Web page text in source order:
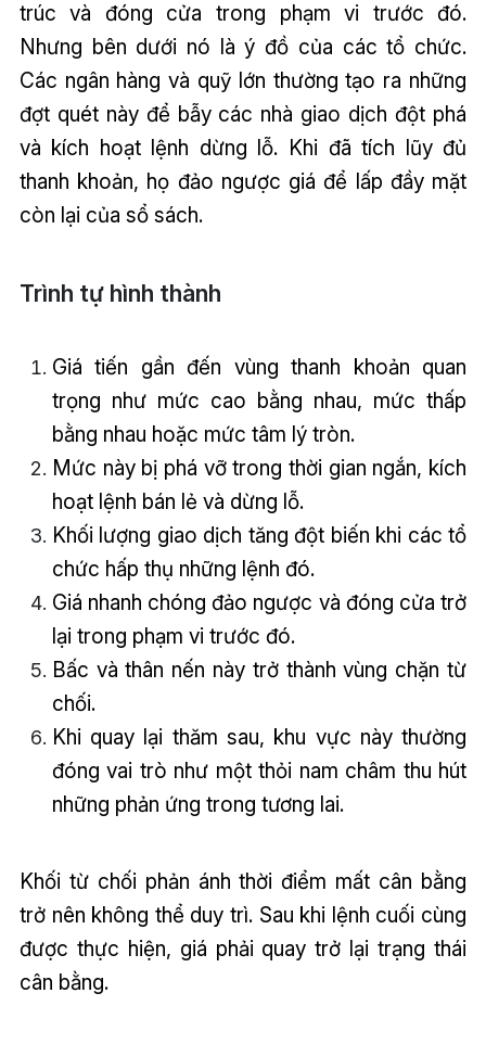
trúc và đóng cửa trong phạm vi trước đó.
Nhưng bên dưới nó là ý đồ của các tổ chức.
Các ngân hàng và quỹ lớn thường tạo ra những
đợt quét này để bẫy các nhà giao dịch đột phá
và kích hoạt lệnh dừng lỗ. Khi đã tích lũy đủ
thanh khoản, họ đảo ngược giá để lấp đầy mặt
còn lại của sổ sách.
Trình tự hình thành
Giá tiến gần đến vùng thanh khoản quan
trọng như mức cao bằng nhau, mức thấp
bằng nhau hoặc mức tâm lý tròn.
Mức này bị phá vỡ trong thời gian ngắn, kích
hoạt lệnh bán lẻ và dừng lỗ.
Khối lượng giao dịch tăng đột biến khi các tổ
chức hấp thụ những lệnh đó.
Giá nhanh chóng đảo ngược và đóng cửa trở
lại trong phạm vi trước đó.
Bấc và thân nến này trở thành vùng chặn từ
chối.
Khi quay lại thăm sau, khu vực này thường
đóng vai trò như một thỏi nam châm thu hút
những phản ứng trong tương lai.
Khối từ chối phản ánh thời điểm mất cân bằng
trở nên không thể duy trì. Sau khi lệnh cuối cùng
được thực hiện, giá phải quay trở lại trạng thái
cân bằng.